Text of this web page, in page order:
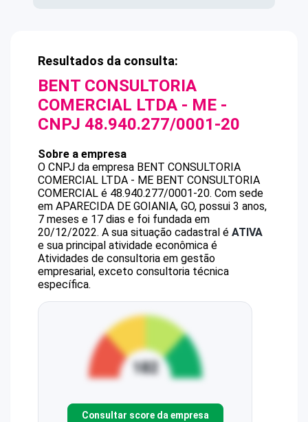
Resultados da consulta:
BENT CONSULTORIA
COMERCIAL LTDA - ME -
CNPJ 48.940.277/0001-20
Sobre a empresa
O CNPJ da empresa BENT CONSULTORIA
COMERCIAL LTDA - ME BENT CONSULTORIA
COMERCIAL é 48.940.277/0001-20. Com sede
em APARECIDA DE GOIANIA, GO, possui 3 anos,
7 meses e 17 dias e foi fundada em
20/12/2022. A sua situação cadastral é ATIVA
e sua principal atividade econômica é
Atividades de consultoria em gestão
empresarial, exceto consultoria técnica
específica.
Consultar score da empresa